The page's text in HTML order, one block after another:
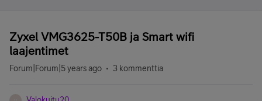
Zyxel VMG3625-T50B ja Smart wifi
laajentimet
Forum|Forum|5 years ago 3 kommenttia